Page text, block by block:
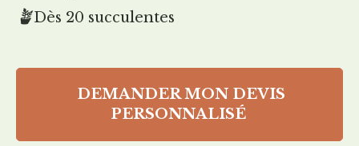
🪴Dès 20 succulentes
DEMANDER MON DEVIS
PERSONNALISÉ